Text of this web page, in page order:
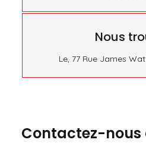
Nous
Le, 77 Rue James
Contactez-